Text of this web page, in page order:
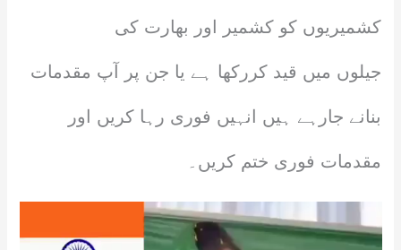
کشمیریوں کو کشمیر اور بھارت کی
جیلوں میں قید کررکھا ہے یا جن پر آپ مقدمات
بنانے جارہے ہیں انہیں فوری رہا کریں اور
مقدمات فوری ختم کریں۔
Video